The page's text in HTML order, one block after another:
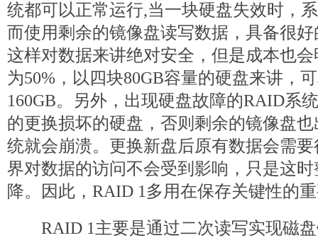
统都可以正常运行,当一块硬盘失效时，
而使用剩余的镜像盘读写数据，具备很
这样对数据来讲绝对安全，但是成本也
为50%，以四块80GB容量的硬盘来讲，
160GB。另外，出现硬盘故障的RAID系
的更换损坏的硬盘，否则剩余的镜像盘
统就会崩溃。更换新盘后原有数据会需
界对数据的访问不会受到影响，只是这
降。因此，RAID 1多用在保存关键性的
RAID 1主要是通过二次读写实现磁盘